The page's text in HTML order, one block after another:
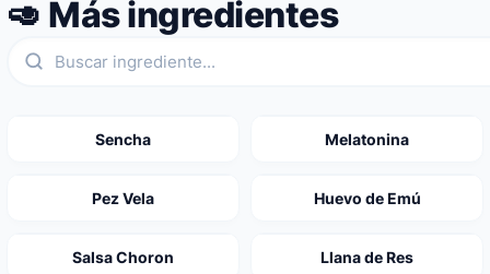
🥑 Más ingredientes
Sencha Melatonina
Pez Vela Huevo de Emú
Salsa Choron Llana de Res